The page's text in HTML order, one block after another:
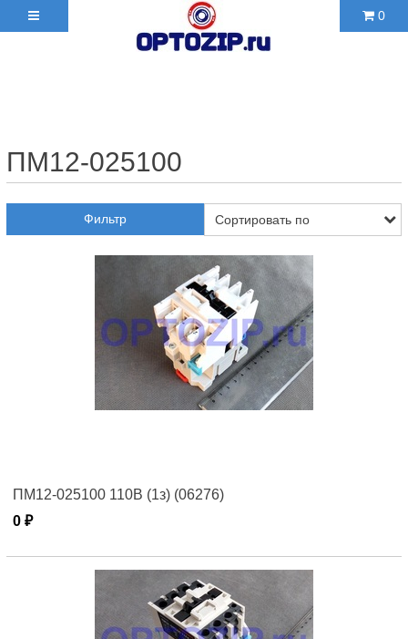
0
ПМ12-025100
Фильтр
ПМ12-025100 110В (1з) (06276)
0 ₽